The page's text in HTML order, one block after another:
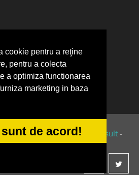
cookie pentru a reţine
pentru a colecta
a optimiza functionarea
marketing in baza
de acord!
byVilonMedia&Tokaido Consult -